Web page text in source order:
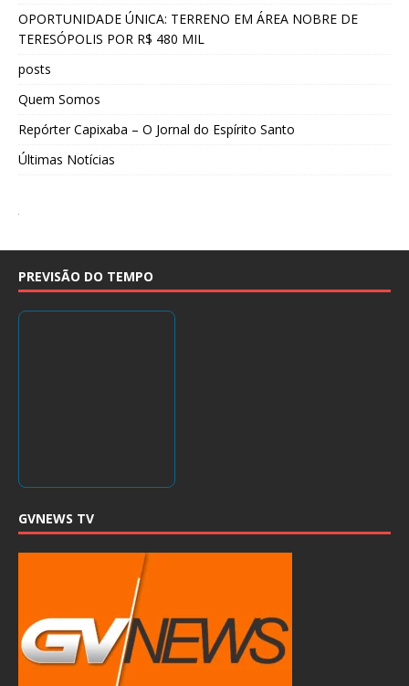
OPORTUNIDADE ÚNICA: TERRENO EM ÁREA NOBRE DE
TERESÓPOLIS POR R$ 480 MIL
posts
Quem Somos
Repórter Capixaba – O Jornal do Espírito Santo
Últimas Notícias
PREVISÃO DO TEMPO
GVNEWS TV